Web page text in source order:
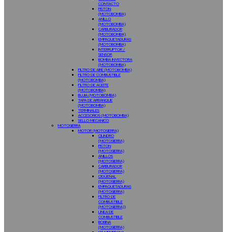
CONTACTO
PISTON
(MOTOBOMBA)
ANILLO
(MOTOBOMBA)
CARBURADOR
(MOTOBOMBA)
EMPAQUETADURAS
(MOTOBOMBA)
INTERRUPTOR /
SENSOR
BOMBA INYECTORA
(MOTOBOMBA)
FILTRO DE AIRE (MOTOBOMBA)
FILTRO DE COMBUSTIBLE
(MOTOBOMBA)
FILTRO DE ACEITE
(MOTOBOMBA)
BUJIA (MOTOBOMBA)
TAPA DE ARRANQUE
(MOTOBOMBA)
TERMINALES
ACCESORIOS (MOTOBOMBA)
SELLO MECANICO
MOTOSIERRA
MOTOR (MOTOSIERRA)
CILINDRO
(MOTOSIERRA)
PISTON
(MOTOSIERRA)
ANILLOS
(MOTOSIERRA)
CARBURADOR
(MOTOSIERRA)
CIGÜEÑAL
(MOTOSIERRA)
EMPAQUETADURAS
(MOTOSIERRA)
FILTRO DE
COMBUSTIBLE
(MOTOSIERRA))
LINEA DE
COMBUSTIBLE
BOBINA
(MOTOSIERRA)